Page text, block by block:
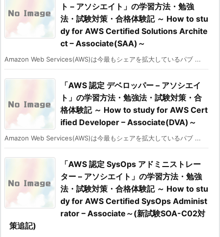
ト – アソシエイト」の学習方法・勉強
法・試験対策・合格体験記 ～ How to stu
dy for AWS Certified Solutions Archite
ct – Associate(SAA)～
Amazon Web Services(AWS)は今最もシェアを拡大しているパブ ...
「AWS 認定 デベロッパー – アソシエイ
ト」の学習方法・勉強法・試験対策・合
格体験記 ～ How to study for AWS Cert
ified Developer – Associate(DVA)～
Amazon Web Services(AWS)は今最もシェアを拡大しているパブ ...
「AWS 認定 SysOps アドミニストレー
ター – アソシエイト」の学習方法・勉強
法・試験対策・合格体験記 ～ How to stu
dy for AWS Certified SysOps Administ
rator – Associate～(新試験SOA-C02対
策追記)